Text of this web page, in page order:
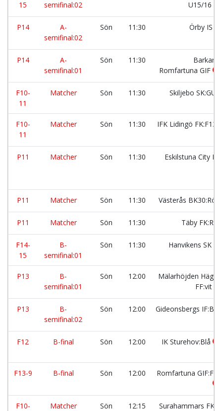
15 semifinal:02 U15/16
P14
A-
semifinal:02
Sön 11:30 Örby IS
P14
A-
semifinal:01
Sön 11:30
Barkarö
Romfartuna GIF
F10-
11
Matcher Sön 11:30 Skiljebo SK:GUL
F10-
11
Matcher Sön 11:30 IFK Lidingö
P11 Matcher Sön 11:30 Eskilstuna City FK
P11 Matcher Sön 11:30 Västerås BK30:Röd
P11 Matcher Sön 11:30 Täby
F14-
15
B-
semifinal:01
Sön 11:30 Hanvikens SK
P13
B-
semifinal:01
Sön 12:00
Mälarhöjden
FF:vit
P13
B-
semifinal:02
Sön 12:00 Gideonsbergs
F12 B-final Sön 12:00 IK Sturehov:Blå
F13-9 B-final Sön 12:00 Romfartuna
F10-
Matcher Sön 12:15 Surahammars FK:2